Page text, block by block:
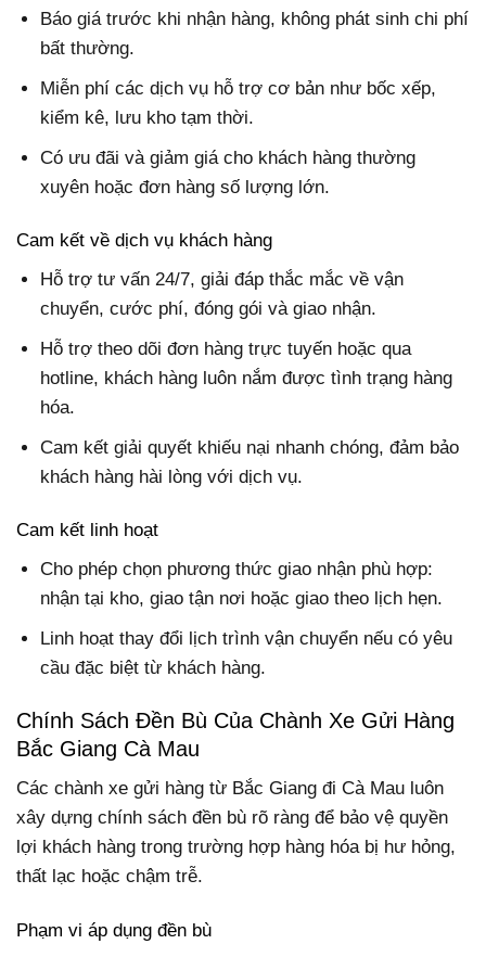
Báo giá trước khi nhận hàng, không phát sinh chi phí
bất thường.
Miễn phí các dịch vụ hỗ trợ cơ bản như bốc xếp,
kiểm kê, lưu kho tạm thời.
Có ưu đãi và giảm giá cho khách hàng thường
xuyên hoặc đơn hàng số lượng lớn.
Cam kết về dịch vụ khách hàng
Hỗ trợ tư vấn 24/7, giải đáp thắc mắc về vận
chuyển, cước phí, đóng gói và giao nhận.
Hỗ trợ theo dõi đơn hàng trực tuyến hoặc qua
hotline, khách hàng luôn nắm được tình trạng hàng
hóa.
Cam kết giải quyết khiếu nại nhanh chóng, đảm bảo
khách hàng hài lòng với dịch vụ.
Cam kết linh hoạt
Cho phép chọn phương thức giao nhận phù hợp:
nhận tại kho, giao tận nơi hoặc giao theo lịch hẹn.
Linh hoạt thay đổi lịch trình vận chuyển nếu có yêu
cầu đặc biệt từ khách hàng.
Chính Sách Đền Bù Của Chành Xe Gửi Hàng
Bắc Giang Cà Mau
Các chành xe gửi hàng từ Bắc Giang đi Cà Mau luôn
xây dựng chính sách đền bù rõ ràng để bảo vệ quyền
lợi khách hàng trong trường hợp hàng hóa bị hư hỏng,
thất lạc hoặc chậm trễ.
Phạm vi áp dụng đền bù